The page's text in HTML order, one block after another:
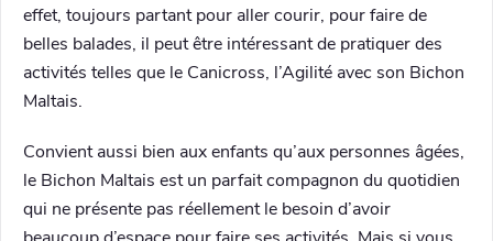
effet, toujours partant pour aller courir, pour faire de
belles balades, il peut être intéressant de pratiquer des
activités telles que le Canicross, l’Agilité avec son Bichon
Maltais.
Convient aussi bien aux enfants qu’aux personnes âgées,
le Bichon Maltais est un parfait compagnon du quotidien
qui ne présente pas réellement le besoin d’avoir